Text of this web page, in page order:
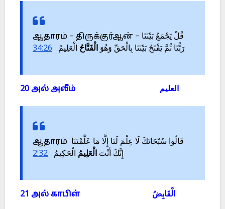
ஆதாரம் – திருக்குர்ஆன் – قُلْ يَجْمَعُ بَيْنَنَا
رَبُّنَا ثُمَّ يَفْتَحُ بَيْنَنَا بِالْحَقِّ وَهُوَ الْفَتَّاحُ الْعَلِيمُ 34:26
ஆதாரம் قَالُوا سُبْحَانَكَ لَا عِلْمَ لَنَا إِلَّا مَا عَلَّمْتَنَا
إِنَّكَ أَنْتَ الْعَلِيمُ الْحَكِيمُ 2:32
21 அல் காபிள் الْقَابِضُ